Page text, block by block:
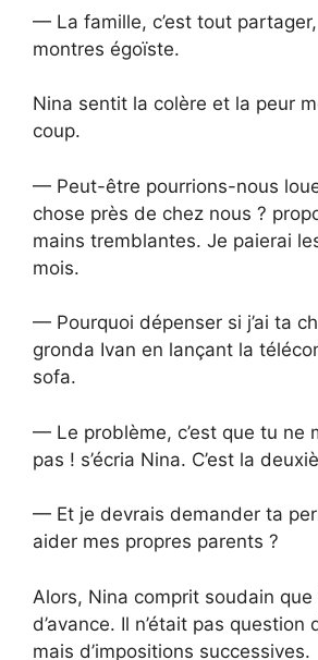
— La famille, c’est tout
montres égoïste.
Nina sentit la colère et la peur
coup.
— Peut-être pourrions-nous
chose près de chez nous ?
mains tremblantes. Je paierai
mois.
— Pourquoi dépenser si j’ai ta
gronda Ivan en lançant la
sofa.
— Le problème, c’est que tu ne
pas ! s’écria Nina. C’est la
— Et je devrais demander ta
aider mes propres parents ?
Alors, Nina comprit soudain
d’avance. Il n’était pas question
mais d’impositions successives.